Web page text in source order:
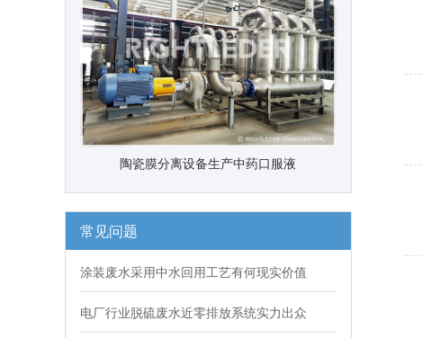
陶瓷膜分离设备生产中药口服液
常见问题
涂装废水采用中水回用工艺有何现实价值
电厂行业脱硫废水近零排放系统实力出众